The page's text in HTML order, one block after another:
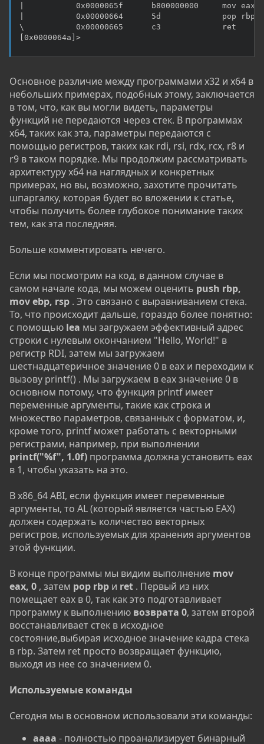
|           0x0000065f      b800000000     mov eax,
|           0x00000664      5d             pop rbp
\           0x00000665      c3             ret
[0x0000064a]>
Основное различие между программами x32 и x64 в
небольших примерах, подобных этому, заключается
в том, что, как вы могли видеть, параметры
функций не передаются через стек. В программах
x64, таких как эта, параметры передаются с
помощью регистров, таких как rdi, rsi, rdx, rcx, r8 и
r9 в таком порядке. Мы продолжим рассматривать
архитектуру x64 на наглядных и конкретных
примерах, но вы, возможно, захотите прочитать
шпаргалку, которая будет во вложении к статье,
чтобы получить более глубокое понимание таких
тем, как эта последняя.
Больше комментировать нечего.
Если мы посмотрим на код, в данном случае в
самом начале кода, мы можем оценить push rbp,
mov ebp, rsp . Это связано с выравниванием стека.
То, что происходит дальше, гораздо более понятно:
с помощью lea мы загружаем эффективный адрес
строки с нулевым окончанием "Hello, World!" в
регистр RDI, затем мы загружаем
шестнадцатеричное значение 0 в eax и переходим к
вызову printf() . Мы загружаем в eax значение 0 в
основном потому, что функция printf имеет
переменные аргументы, такие как строка и
множество параметров, связанных с форматом, и,
кроме того, printf может работать с векторными
регистрами, например, при выполнении
printf("%f", 1.0f) программа должна установить eax
в 1, чтобы указать на это.
В x86_64 ABI, если функция имеет переменные
аргументы, то AL (который является частью EAX)
должен содержать количество векторных
регистров, используемых для хранения аргументов
этой функции.
В конце программы мы видим выполнение mov
eax, 0 , затем pop rbp и ret . Первый из них
помещает eax в 0, так как это подготавливает
программу к выполнению возврата 0, затем второй
восстанавливает стек в исходное
состояние,выбирая исходное значение кадра стека
в rbp. Затем ret просто возвращает функцию,
выходя из нее со значением 0.
Используемые команды
Сегодня мы в основном использовали эти команды:
aaaa - полностью проанализирует бинарный